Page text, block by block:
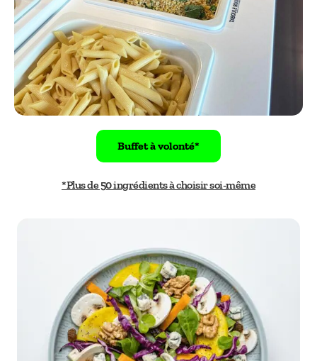
Buffet à volonté*
*Plus de 50 ingrédients à choisir soi-même